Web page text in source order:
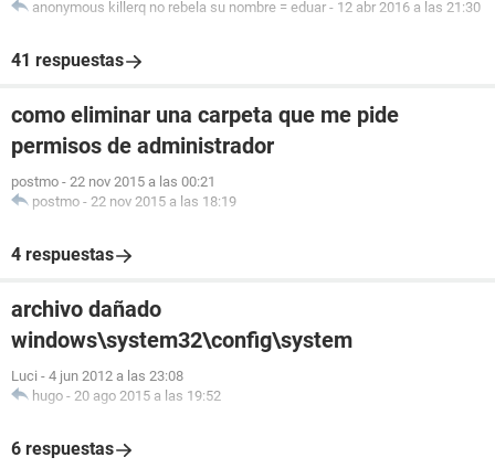
anonymous killerq no rebela su nombre = eduar - 12 abr 2016 a las 21:30
41 respuestas
como eliminar una carpeta que me pide
permisos de administrador
postmo - 22 nov 2015 a las 00:21
postmo - 22 nov 2015 a las 18:19
4 respuestas
archivo dañado
windows\system32\config\system
Luci - 4 jun 2012 a las 23:08
hugo - 20 ago 2015 a las 19:52
6 respuestas